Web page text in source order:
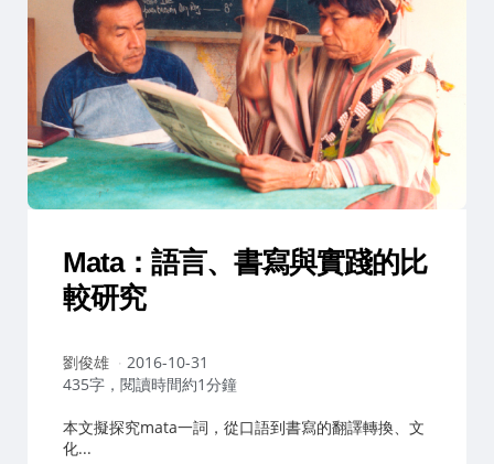
Mata：語言、書寫與實踐的比
較研究
作
者：
劉俊雄
2016-10-31
435字，閱讀時間約1分鐘
本文擬探究mata一詞，從口語到書寫的翻譯轉換、文
化...